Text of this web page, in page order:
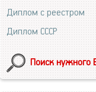
Диплом с реестром
Диплом СССР
Поиск нужного